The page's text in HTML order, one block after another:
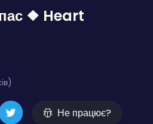
❖ Heart
Не працює?